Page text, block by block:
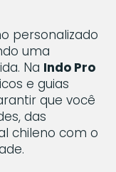
personalizado
uma
Na Indo Pro
e guias
que você
das
chileno com o